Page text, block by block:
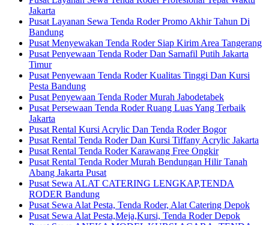
Jakarta
Pusat Layanan Sewa Tenda Roder Promo Akhir Tahun Di
Bandung
Pusat Menyewakan Tenda Roder Siap Kirim Area Tangerang
Pusat Penyewaan Tenda Roder Dan Sarnafil Putih Jakarta
Timur
Pusat Penyewaan Tenda Roder Kualitas Tinggi Dan Kursi
Pesta Bandung
Pusat Penyewaan Tenda Roder Murah Jabodetabek
Pusat Persewaan Tenda Roder Ruang Luas Yang Terbaik
Jakarta
Pusat Rental Kursi Acrylic Dan Tenda Roder Bogor
Pusat Rental Tenda Roder Dan Kursi Tiffany Acrylic Jakarta
Pusat Rental Tenda Roder Karawang Free Ongkir
Pusat Rental Tenda Roder Murah Bendungan Hilir Tanah
Abang Jakarta Pusat
Pusat Sewa ALAT CATERING LENGKAP,TENDA
RODER Bandung
Pusat Sewa Alat Pesta, Tenda Roder, Alat Catering Depok
Pusat Sewa Alat Pesta,Meja,Kursi, Tenda Roder Depok